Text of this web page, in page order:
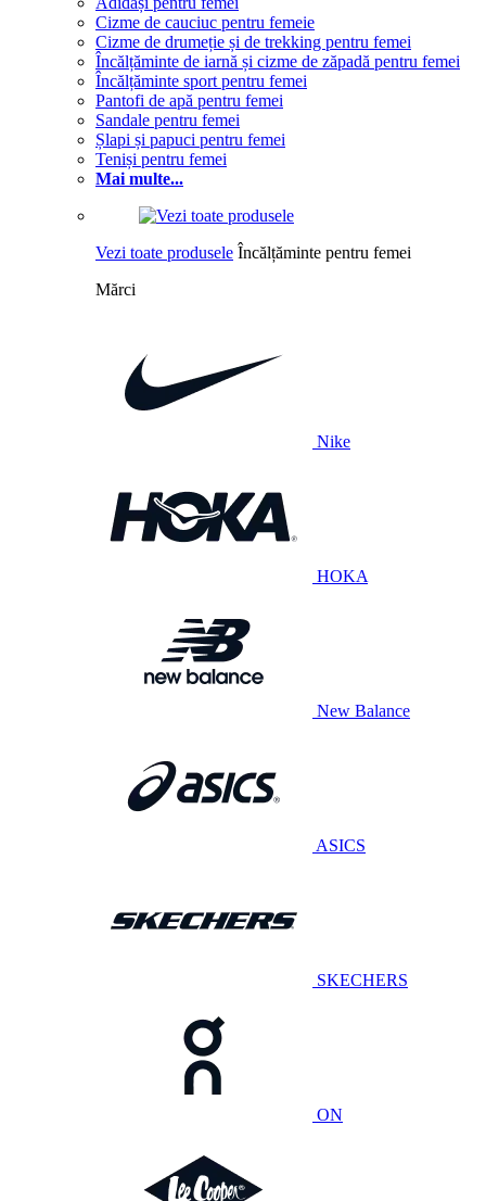
Cizme de cauciuc pentru femeie
Cizme de drumeție și de trekking pentru femei
Încălțăminte de iarnă și cizme de zăpadă pentru femei
Încălțăminte sport pentru femei
Pantofi de apă pentru femei
Sandale pentru femei
Șlapi și papuci pentru femei
Teniși pentru femei
Mai multe...
Vezi toate produsele Încălțăminte pentru femei
Mărci
Nike
HOKA
New Balance
ASICS
SKECHERS
ON